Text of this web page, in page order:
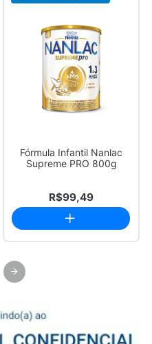
Fórmula Infantil Nanlac
Supreme PRO 800g
R$99,49